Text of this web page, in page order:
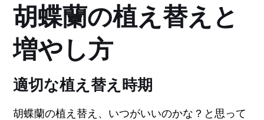
胡蝶蘭の植え替えと
増やし方
適切な植え替え時期
胡蝶蘭の植え替え、いつがいいのかな？と思って